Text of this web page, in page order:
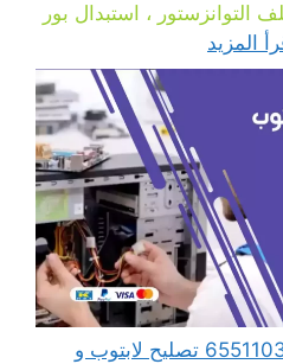
التوانزستور ، استبدال بور
المزيد
مهندس كمبيوتر صبحان 65511033 تصليح لابتوب و